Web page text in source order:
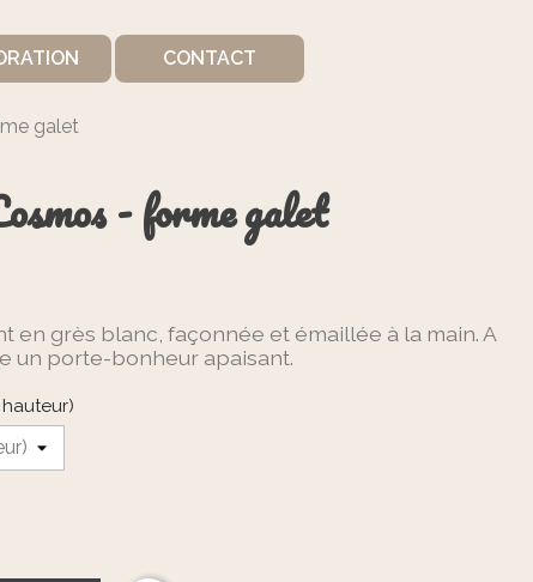
CONTACT
galet
- forme galet
en grès blanc, façonnée et émaillée à la main. A
un porte-bonheur apaisant.